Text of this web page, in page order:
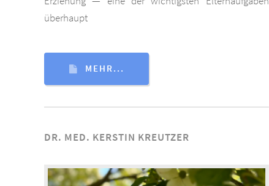
überhaupt
MEHR...
DR. MED. KERSTIN KREUTZER